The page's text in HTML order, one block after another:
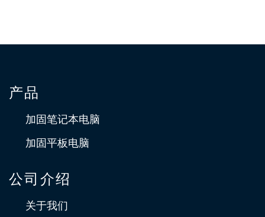
产品
加固笔记本电脑
加固平板电脑
公司介绍
关于我们